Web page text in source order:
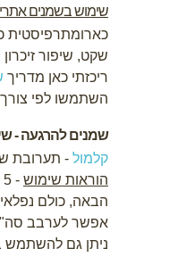
שימוש בשמנים
שקט, שיפור
ריכזתי כאן מדריך
השתמשו לפי צורך
שמנים להרגעה -
קלמול - תערובת
הוראות שימוש - 5 טיפות במבער או דיפיוזר, או 2 טיפות על טישיו ולהריח
הבאה, כולם
אפשר לערבב סה"כ 6 טיפות בהרכב הרצוי ולטפטף לכוסית המבער או
ניתן גם להשתמש